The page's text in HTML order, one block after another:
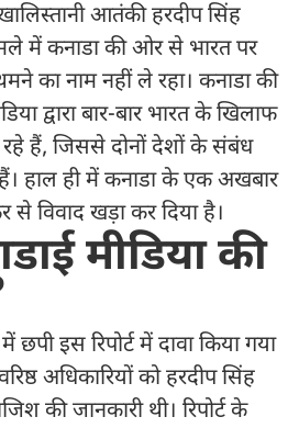
आतंकी हरदीप सिंह
में कनाडा की ओर से भारत पर
का नाम नहीं ले रहा। कनाडा की
द्वारा बार-बार भारत के खिलाफ
रहे हैं, जिससे दोनों देशों के संबंध
हाल ही में कनाडा के एक अखबार
से विवाद खड़ा कर दिया है।
मीडिया की
इस रिपोर्ट में दावा किया गया
अधिकारियों को हरदीप सिंह
की जानकारी थी। रिपोर्ट के